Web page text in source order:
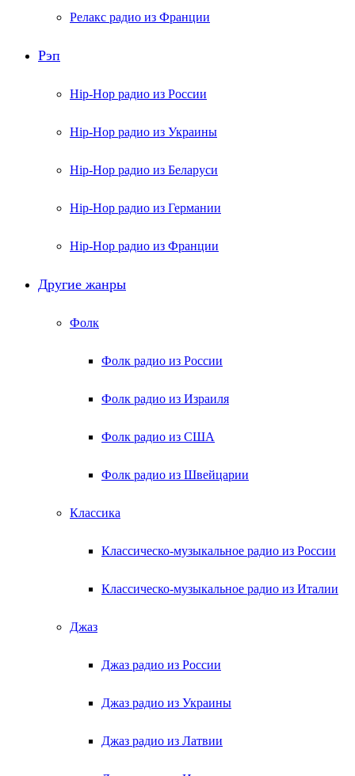
Релакс радио из Франции
Рэп
Hip-Hop радио из России
Hip-Hop радио из Украины
Hip-Hop радио из Беларуси
Hip-Hop радио из Германии
Hip-Hop радио из Франции
Другие жанры
Фолк
Фолк радио из России
Фолк радио из Израиля
Фолк радио из США
Фолк радио из Швейцарии
Классика
Классическо-музыкальное радио из России
Классическо-музыкальное радио из Италии
Джаз
Джаз радио из России
Джаз радио из Украины
Джаз радио из Латвии